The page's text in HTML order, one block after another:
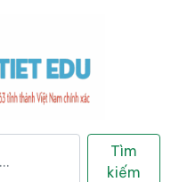
Tìm
kiếm